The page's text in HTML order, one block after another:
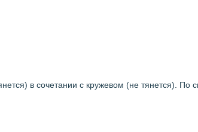
в сочетании с кружевом (не тянется). По